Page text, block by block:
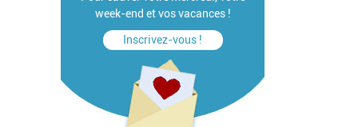
week-end et vos vacances !
Inscrivez-vous !